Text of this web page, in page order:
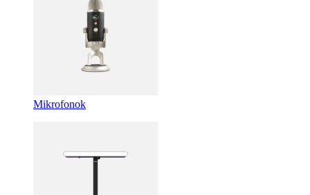
Mikrofonok